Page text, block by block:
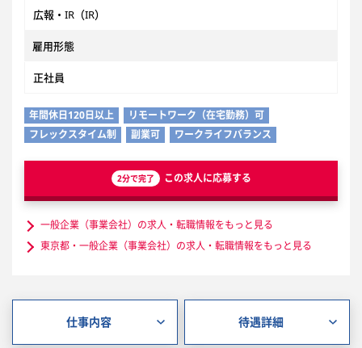
広報・IR（IR）
雇用形態
正社員
年間休日120日以上
リモートワーク（在宅勤務）可
フレックスタイム制
副業可 ワークライフバランス
2分で完了 この求人に応募する
一般企業（事業会社）の求人・転職情報をもっと見る
東京都・一般企業（事業会社）の求人・転職情報をもっと見る
仕事内容 待遇詳細